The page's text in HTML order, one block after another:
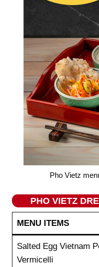
Pho Vietz
PHO VIETZ
MENU ITEMS
Salted Egg Vietnam
Vermicelli